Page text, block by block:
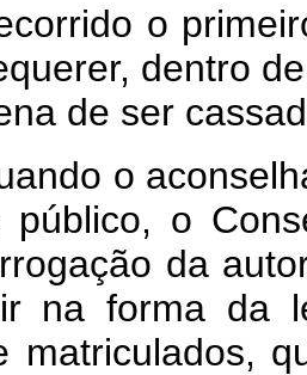
o
dentro
de ser
o
público, o
da
na forma da
matriculados,